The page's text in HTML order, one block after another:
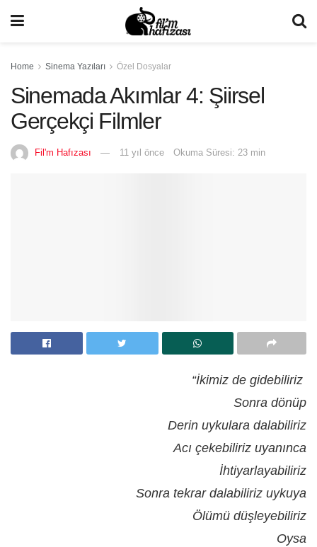
Home Sinema Yazıları Özel Dosyalar
Sinemada Akımlar 4: Şiirsel
Gerçekçi Filmler
Fil'm Hafızası 11 yıl önce Okuma Süresi: 23 min
“İkimiz de gidebiliriz
Sonra dönüp
Derin uykulara dalabiliriz
Acı çekebiliriz uyanınca
İhtiyarlayabiliriz
Sonra tekrar dalabiliriz uykuya
Ölümü düşleyebiliriz
Oysa